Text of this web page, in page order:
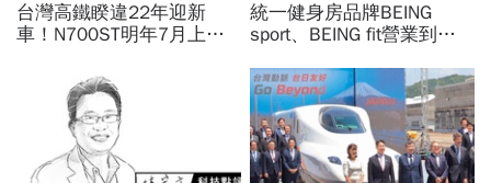
台灣高鐵睽違22年迎新
車！N700ST明年7月上
史哲：台灣動脈再升級
統一健身房品牌BEING
sport、BEING fit營業到這
換到健身工廠？20年老字
號為何退出